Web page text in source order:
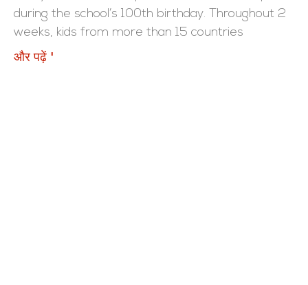
during the school’s 100th birthday. Throughout 2
weeks, kids from more than 15 countries
और पढ़ें "